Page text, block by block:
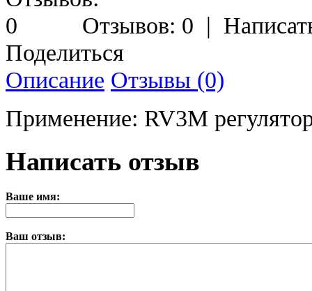
Отзывов: 0 |
Поделиться
Описание Отзывы (0)
Применение: RV3M
Написать отзыв
Ваше имя:
Ваш отзыв: